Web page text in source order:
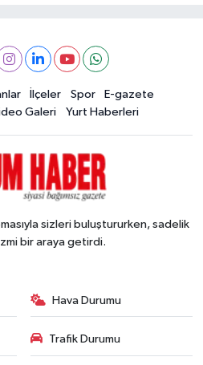
İlçeler Spor
E-gazete
Galeri Yurt Haberleri
sizleri buluştururken, sadelik
bir araya getirdi.
Hava Durumu
Trafik Durumu